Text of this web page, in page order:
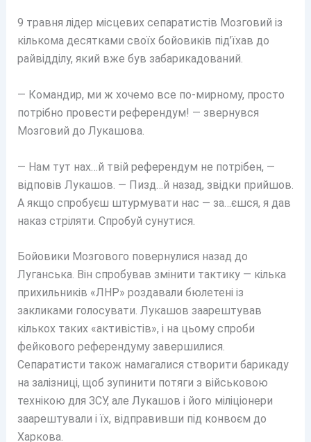
9 травня лідер місцевих сепаратистів Мозговий із
кількома десятками своїх бойовиків під’їхав до
райвідділу, який вже був забарикадований.
— Командир, ми ж хочемо все по-мирному, просто
потрібно провести референдум! — звернувся
Мозговий до Лукашова.
— Нам тут нах…й твій референдум не потрібен, —
відповів Лукашов. — Пизд…й назад, звідки прийшов.
А якщо спробуєш штурмувати нас — за…єшся, я дав
наказ стріляти. Спробуй сунутися.
Бойовики Мозгового повернулися назад до
Луганська. Він спробував змінити тактику — кілька
прихильників «ЛНР» роздавали бюлетені із
закликами голосувати. Лукашов заарештував
кількох таких «активістів», і на цьому спроби
фейкового референдуму завершилися.
Сепаратисти також намагалися створити барикаду
на залізниці, щоб зупинити потяги з військовою
технікою для ЗСУ, але Лукашов і його міліціонери
заарештували і їх, відправивши під конвоєм до
Харкова.